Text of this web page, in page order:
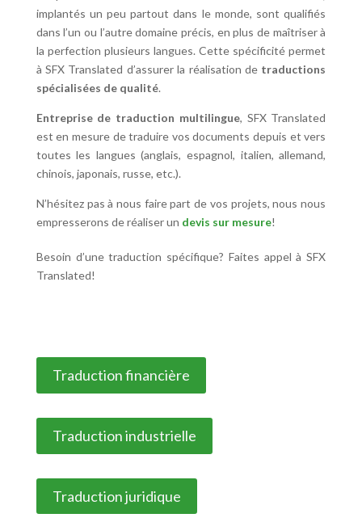
implantés un peu partout dans le monde, sont qualifiés
dans l’un ou l’autre domaine précis, en plus de maîtriser à
la perfection plusieurs langues. Cette spécificité permet
à SFX Translated d’assurer la réalisation de traductions
spécialisées de qualité.
Entreprise de traduction multilingue, SFX Translated
est en mesure de traduire vos documents depuis et vers
toutes les langues (anglais, espagnol, italien, allemand,
chinois, japonais, russe, etc.).
N’hésitez pas à nous faire part de vos projets, nous nous
empresserons de réaliser un devis sur mesure!
Besoin d’une traduction spécifique? Faites appel à SFX
Translated!
Traduction financière
Traduction industrielle
Traduction juridique